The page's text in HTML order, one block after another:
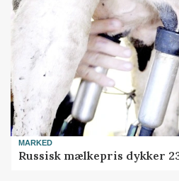
MARKED
Russisk mælkepris dykker